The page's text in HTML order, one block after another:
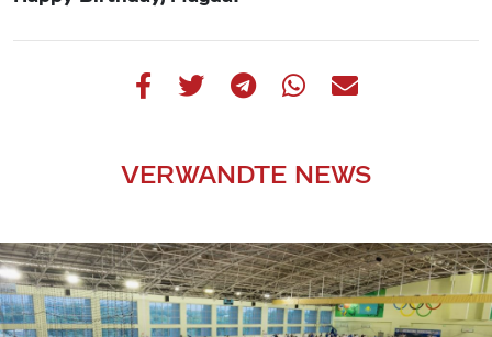
VERWANDTE NEWS